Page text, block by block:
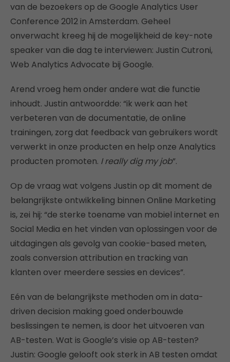
van de bezoekers op de Google Analytics User
Conference 2012 in Amsterdam. Geheel
onverwacht kreeg hij de mogelijkheid de key-note
speaker van die dag te interviewen: Justin Cutroni,
Web Analytics Advocate bij Google.
Arend vroeg hem onder andere wat die functie
inhoudt. Justin antwoordde: “ik werk aan het
verbeteren van de documentatie, de online
trainingen, zorg dat feedback van gebruikers wordt
verwerkt in onze producten en help onze Analytics
producten promoten. I really dig my job”.
Op de vraag wat volgens Justin op dit moment de
belangrijkste ontwikkeling binnen Online Marketing
is, zei hij: “de sterke toename van mobiel internet en
Social Media en het vinden van oplossingen voor de
uitdagingen als gevolg van cookie-based meten,
zoals conversion attribution en tracking van
klanten over meerdere sessies en devices”.
Eén van de belangrijkste methoden om in data-
driven decision making goed onderbouwde
beslissingen te nemen, is door het uitvoeren van
AB-testen. Wat is Google’s visie op AB-testen?
Justin: Google gelooft ook sterk in AB testen omdat